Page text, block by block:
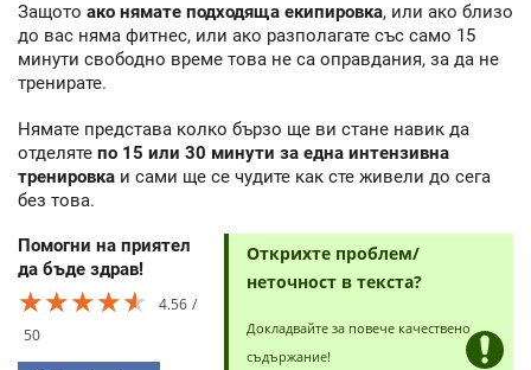
Защото ако нямате подходяща екипировка, или ако близо
до вас няма фитнес, или ако разполагате със само 15
минути свободно време това не са оправдания, за да не
тренирате.
Нямате представа колко бързо ще ви стане навик да
отделяте по 15 или 30 минути за една интензивна
тренировка и сами ще се чудите как сте живели до сега
без това.
Помогни на приятел
да бъде здрав!
★★★★★
★★★★★
★★★★★
4.56
50
Открихте проблем/
неточност в текста?
Докладвайте за повече качествено
съдържание!